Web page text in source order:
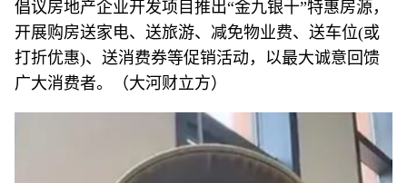
倡议房地产企业开发项目推出“金九银十”特惠房源，
开展购房送家电、送旅游、减免物业费、送车位(或
打折优惠)、送消费券等促销活动，以最大诚意回馈
广大消费者。（大河财立方）